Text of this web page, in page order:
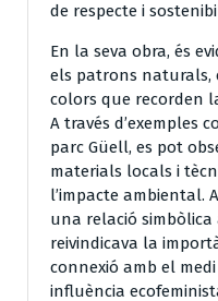
de respecte i
En la seva obra, és
els patrons naturals,
colors que recorden
A través d’exemples
parc Güell, es pot
materials locals i
l’impacte ambiental.
una relació
reivindicava la
connexió amb el
influència